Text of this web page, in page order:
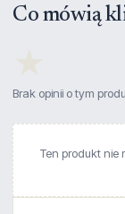
Co mówią
Brak opinii o tym
Ten produkt nie